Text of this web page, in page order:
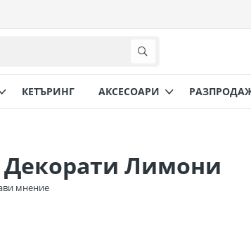
КЕТЪРИНГ AКСЕСОАРИ
Декорати Лимони
мнение